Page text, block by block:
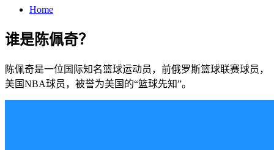
Home
谁是陈佩奇？
陈佩奇是一位国际知名篮球运动员，前俄罗斯篮球联赛球员，
美国NBA球员，被誉为美国的“篮球先知”。